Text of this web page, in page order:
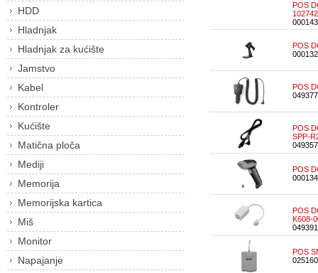
HDD
Hladnjak
Hladnjak za kućište
Jamstvo
Kabel
Kontroler
Kućište
Matična ploča
Mediji
Memorija
Memorijska kartica
Miš
Monitor
Napajanje
POS
102742
POS
POS
POS
SPP-
POS
POS
K608-
POS